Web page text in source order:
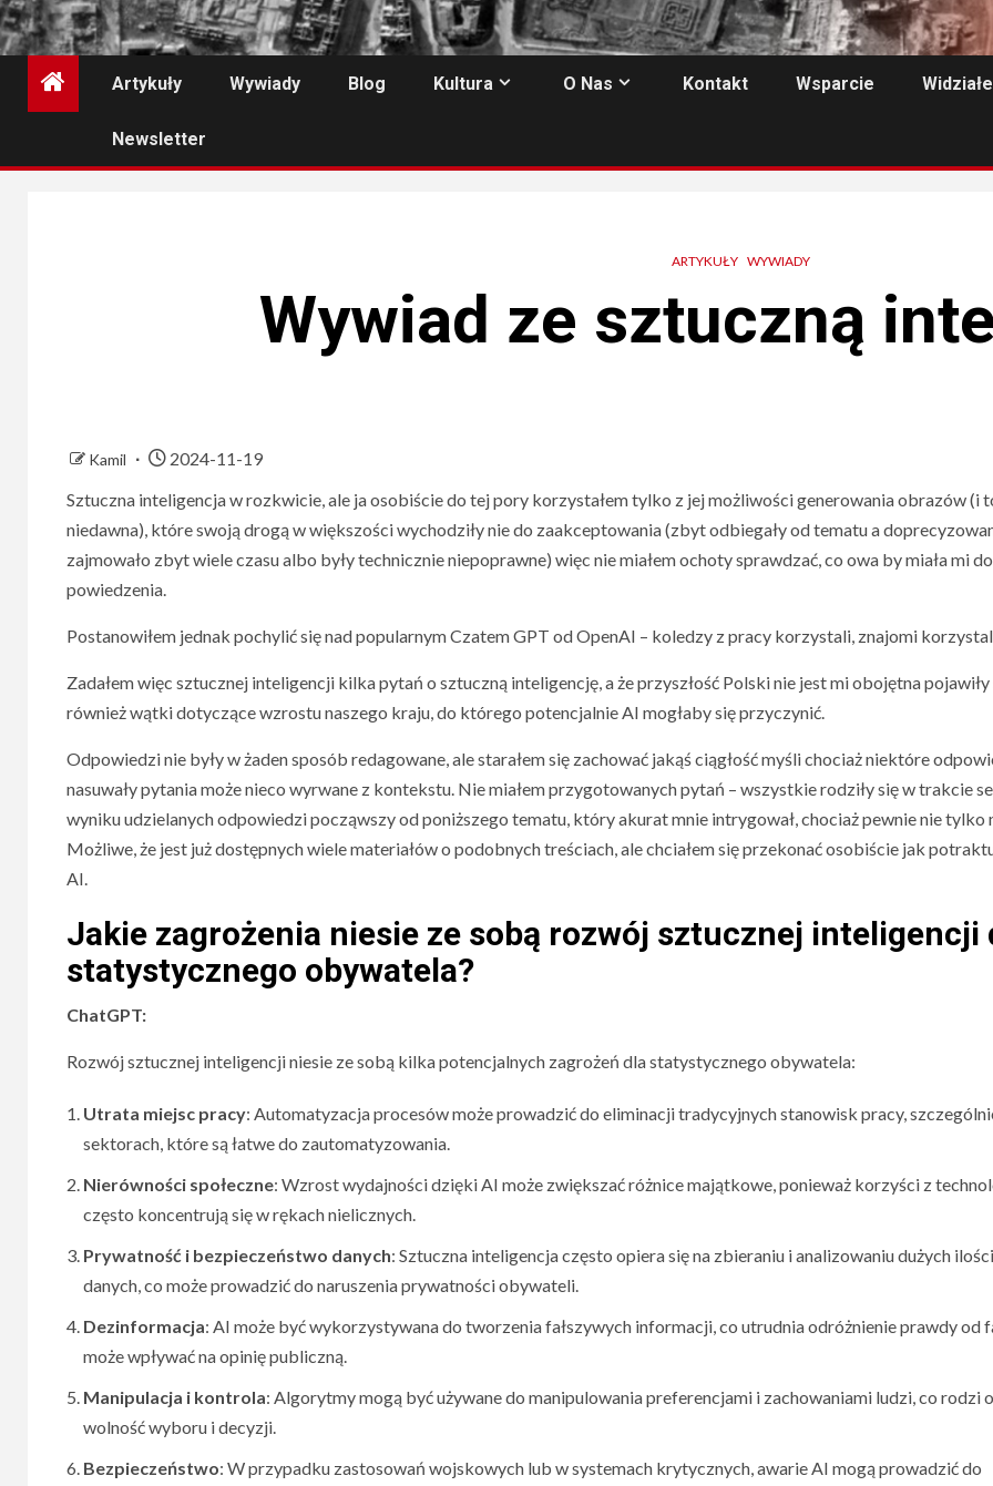
Artykuły Wywiady Blog Kultura O Nas Kontakt Wsparcie
Newsletter
ARTYKUŁY WYWIADY
Wywiad ze sztuczną
Kamil
2024-11-19
Sztuczna inteligencja w rozkwicie, ale ja osobiście do tej pory korzystałem tylko z jej możliwości generowania obrazów (i
niedawna), które swoją drogą w większości wychodziły nie do zaakceptowania (zbyt odbiegały od tematu a
zajmowało zbyt wiele czasu albo były technicznie niepoprawne) więc nie miałem ochoty sprawdzać, co owa by miała mi do
powiedzenia.
Postanowiłem jednak pochylić się nad popularnym Czatem GPT od OpenAI – koledzy z pracy korzystali, znajomi
Zadałem więc sztucznej inteligencji kilka pytań o sztuczną inteligencję, a że przyszłość Polski nie jest mi obojętna pojawiły
również wątki dotyczące wzrostu naszego kraju, do którego potencjalnie AI mogłaby się przyczynić.
Odpowiedzi nie były w żaden sposób redagowane, ale starałem się zachować jakąś ciągłość myśli chociaż niektóre
nasuwały pytania może nieco wyrwane z kontekstu. Nie miałem przygotowanych pytań – wszystkie rodziły się w trakcie
wyniku udzielanych odpowiedzi począwszy od poniższego tematu, który akurat mnie intrygował, chociaż pewnie nie tylko
Możliwe, że jest już dostępnych wiele materiałów o podobnych treściach, ale chciałem się przekonać osobiście jak
AI.
Jakie zagrożenia niesie ze sobą rozwój sztucznej inteligencji
statystycznego obywatela?
ChatGPT:
Rozwój sztucznej inteligencji niesie ze sobą kilka potencjalnych zagrożeń dla statystycznego obywatela:
Utrata miejsc pracy: Automatyzacja procesów może prowadzić do eliminacji tradycyjnych stanowisk pracy,
sektorach, które są łatwe do zautomatyzowania.
Nierówności społeczne: Wzrost wydajności dzięki AI może zwiększać różnice majątkowe, ponieważ korzyści z
często koncentrują się w rękach nielicznych.
Prywatność i bezpieczeństwo danych: Sztuczna inteligencja często opiera się na zbieraniu i analizowaniu dużych ilości
danych, co może prowadzić do naruszenia prywatności obywateli.
Dezinformacja: AI może być wykorzystywana do tworzenia fałszywych informacji, co utrudnia odróżnienie prawdy od
może wpływać na opinię publiczną.
Manipulacja i kontrola: Algorytmy mogą być używane do manipulowania preferencjami i zachowaniami ludzi, co rodzi
wolność wyboru i decyzji.
Bezpieczeństwo: W przypadku zastosowań wojskowych lub w systemach krytycznych, awarie AI mogą prowadzić do